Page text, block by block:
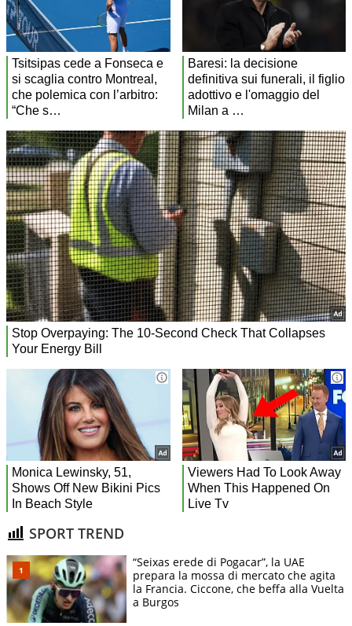
SPORT TREND
“Seixas erede di Pogacar”, la UAE
prepara la mossa di mercato che agita
la Francia. Ciccone, che beffa alla Vuelta
a Burgos